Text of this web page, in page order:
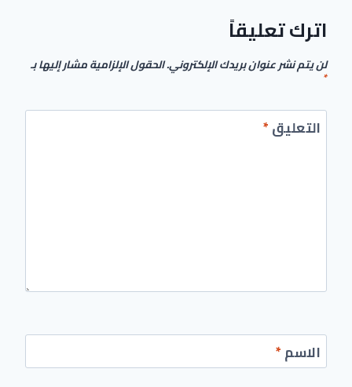
اترك تعليقاً
لن يتم نشر عنوان بريدك الإلكتروني.الحقول الإلزامية مشار إليها بـ
*
التعليق*
الاسم*